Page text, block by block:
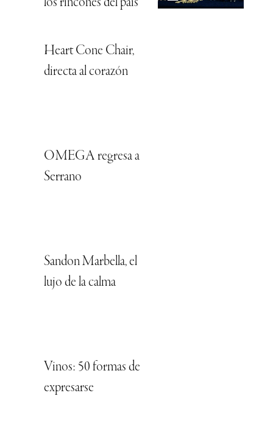
los rincones del país
Heart Cone Chair,
directa al corazón
OMEGA regresa a
Serrano
Sandon Marbella, el
lujo de la calma
Vinos: 50 formas de
expresarse